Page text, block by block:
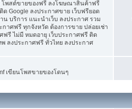
โพสต์ขายของฟรี ลงโฆษณาสินค้าฟรี
Google ลงประกาศขาย เว็บฟรียอด
บริการ แนะนำเว็บ ลงประกาศ รวม
กาศฟรี ทุกจังหวัด ต้องการขาย ปล่อยเช่า
รี ไม่มี หมดอายุ เว็บประกาศฟรี ติด
ลงประกาศฟรี ทั่วไทย ลงประกาศ
เขียนโพสขายของโดนๆ